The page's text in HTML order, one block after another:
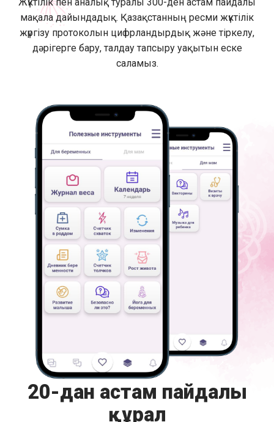
мақала дайындадық. Қазақстанның ресми жүктілік
жүргізу протоколын цифрландырдық және тіркелу,
дәрігерге бару, талдау тапсыру уақытын еске
саламыз.
20-дан астам пайдалы
құрал